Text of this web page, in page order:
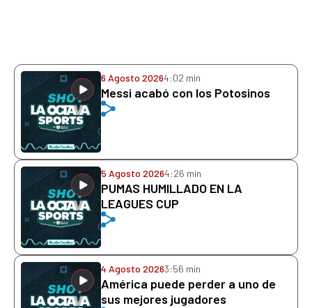
6 Agosto 20264:02 min
Messi acabó con los Potosinos
5 Agosto 20264:26 min
PUMAS HUMILLADO EN LA
LEAGUES CUP
4 Agosto 20263:56 min
América puede perder a uno de
sus mejores jugadores